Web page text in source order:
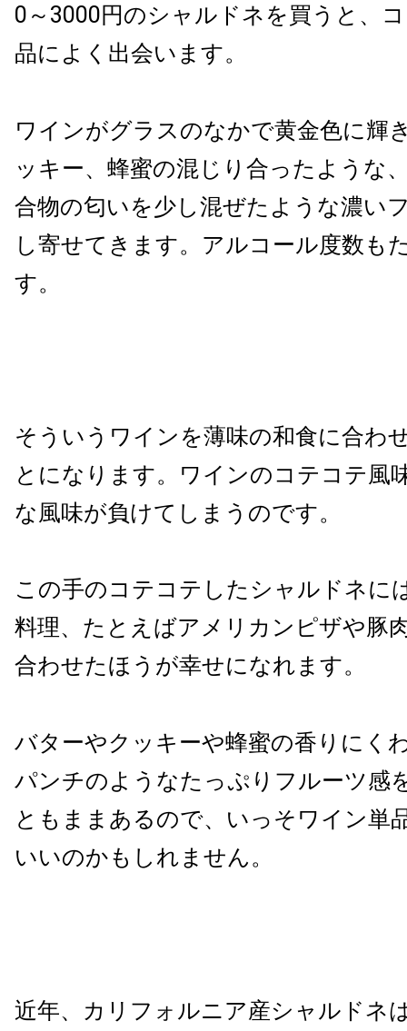
0～3000円のシャルドネを買うと、
品によく出会います。
ワインがグラスのなかで黄金色に輝
ッキー、蜂蜜の混じり合ったような
合物の匂いを少し混ぜたような濃い
し寄せてきます。アルコール度数も
す。
そういうワインを薄味の和食に合わ
とになります。
ワインのコテコテ風
な風味が負けてしまうのです。
この手のコテコテしたシャルドネに
料理、たとえばアメリカンピザや豚
合わせたほうが幸せになれます。
バターやクッキーや蜂蜜の香りにく
パンチのようなたっぷりフルーツ感
ともままあるので、いっそワイン単
いいのかもしれません。
近年、カリフォルニア産シャルドネ